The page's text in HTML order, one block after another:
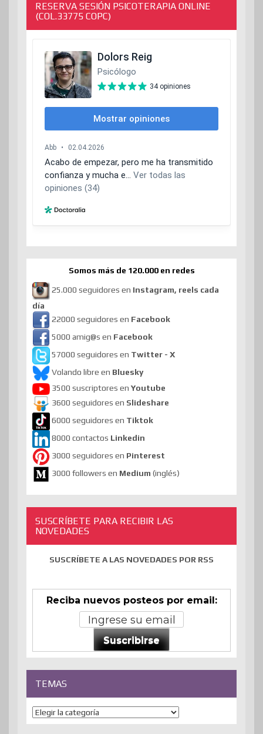
RESERVA SESIÓN PSICOTERAPIA ONLINE
(COL.33775 COPC)
Somos más de 120.000 en redes
25.000 seguidores en Instagram, reels cada
día
22000 seguidores en Facebook
5000 amig@s en Facebook
57000 seguidores en Twitter - X
Volando libre en Bluesky
3500 suscriptores en Youtube
3600 seguidores en Slideshare
6000 seguidores en Tiktok
8000 contactos Linkedin
3000 seguidores en Pinterest
3000 followers en Medium (inglés)
SUSCRÍBETE PARA RECIBIR LAS
NOVEDADES
SUSCRÍBETE A LAS NOVEDADES POR RSS
Reciba nuevos posteos por email:
Suscribirse
TEMAS
Temas